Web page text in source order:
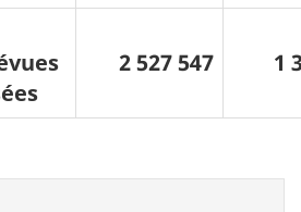
2 527 547 1